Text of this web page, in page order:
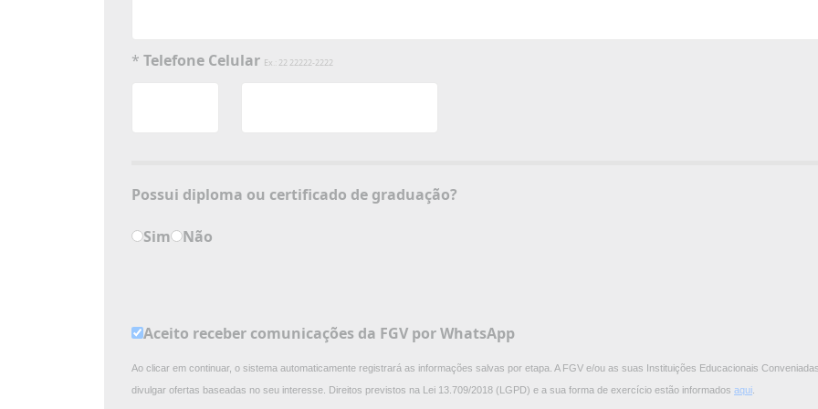
* Telefone Celular Ex.: 22 22222-2222
Possui diploma ou certificado de graduação?
Sim Não
Aceito receber comunicações da FGV por WhatsApp
Ao clicar em continuar, o sistema automaticamente registrará as informações salvas por etapa. A FGV e/ou as suas Instituições Educacionais
divulgar ofertas baseadas no seu interesse. Direitos previstos na Lei 13.709/2018 (LGPD) e a sua forma de exercício estão informados aqui